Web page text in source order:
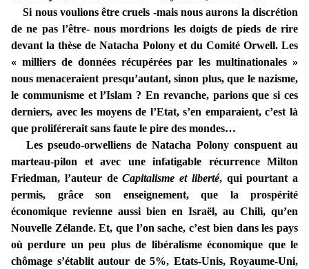
Si nous voulions être cruels -mais nous aurons la discrétion
de ne pas l’être- nous mordrions les doigts de pieds de rire
devant la thèse de Natacha Polony et du Comité Orwell. Les
« milliers de données récupérées par les multinationales »
nous menaceraient presqu’autant, sinon plus, que le nazisme,
le communisme et l’Islam ? En revanche, parions que si ces
derniers, avec les moyens de l’Etat, s’en emparaient, c’est là
que proliférerait sans faute le pire des mondes…
Les pseudo-orwelliens de Natacha Polony conspuent au
marteau-pilon et avec une infatigable récurrence Milton
Friedman, l’auteur deCapitalisme et liberté, qui pourtant a
permis, grâce son enseignement, que la prospérité
économique revienne aussi bien en Israël, au Chili, qu’en
Nouvelle Zélande. Et, que l’on sache, c’est bien dans les pays
où perdure un peu plus de libéralisme économique que le
chômage s’établit autour de 5%, Etats-Unis, Royaume-Uni,